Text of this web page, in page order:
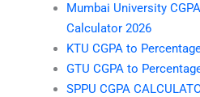
Mumbai University
Calculator 2026
KTU CGPA to
GTU CGPA to
SPPU CGPA